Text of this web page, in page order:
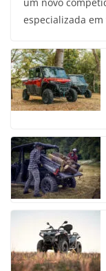
um novo
especializada